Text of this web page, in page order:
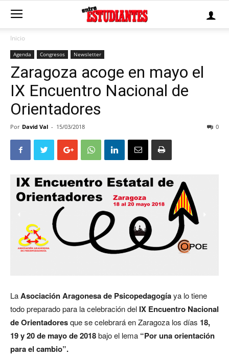
Inicio
Agenda Congresos Newsletter
Zaragoza acoge en mayo el
IX Encuentro Nacional de
Orientadores
Por David Val - 15/03/2018 0
LaAsociación Aragonesa de Psicopedagogíaya lo tiene
todo preparado para la celebración del IX Encuentro Nacional
de Orientadoresque se celebrará en Zaragoza los días 18,
19 y 20 de mayo de 2018bajo el lema “Por una orientación
para el cambio”.